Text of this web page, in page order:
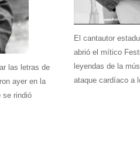
las letras de
ayer en la
se rindió
El cantautor
abrió el mítico
leyendas de la
ataque cardíaco a